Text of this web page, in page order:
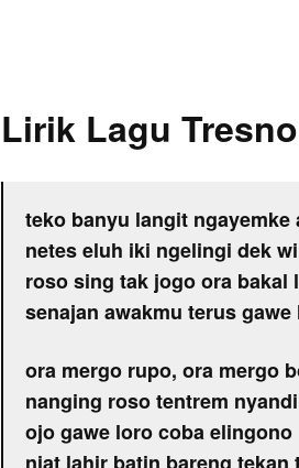
Lirik Lagu
teko banyu langit ngayemke
netes eluh iki ngelingi dek
roso sing tak jogo ora bakal
senajan awakmu terus gawe
ora mergo rupo, ora mergo
nanging roso tentrem
ojo gawe loro coba elingono